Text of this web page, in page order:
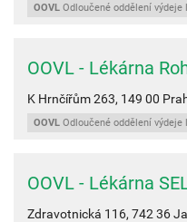
OOVL Odloučené oddělení výdeje
OOVL - Lékárna
K Hrnčířům 263, 149 00
OOVL Odloučené oddělení výdeje
OOVL - Lékárna
Zdravotnická 116, 742 36